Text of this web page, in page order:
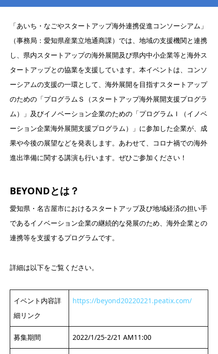
「あいち・なごやスタートアップ海外連携促進コンソーシアム」
（事務局：愛知県産業立地通商課）では、地域の支援機関と連携
し、県内スタートアップの海外展開及び県内中小企業等と海外ス
タートアップとの協業を支援しています。本イベントは、コンソ
ーシアムの支援の一環として、海外展開を目指すスタートアップ
のための「プログラムＳ（スタートアップ海外展開支援プログラ
ム）」及びイノベーション企業のための「プログラムＩ（イノベ
ーション企業海外展開支援プログラム）」に参加した企業が、成
果や今後の展望などを発表します。あわせて、コロナ禍での海外
進出準備に関する講演も行います。ぜひご参加ください！
BEYONDとは？
愛知県・名古屋市におけるスタートアップ及び地域経済の担い手
であるイノベーション企業の継続的な発展のため、海外企業との
連携等を支援するプログラムです。
詳細は以下をご覧ください。
イベント内容詳
細リンク
https://beyond20220221.peatix.com/
募集期間 2022/1/25-2/21 AM11:00